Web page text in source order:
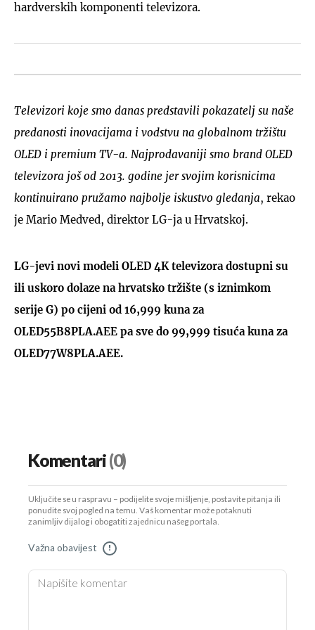
hardverskih komponenti televizora.
Televizori koje smo danas predstavili pokazatelj su naše
predanosti inovacijama i vodstvu na globalnom tržištu
OLED i premium TV-a. Najprodavaniji smo brand OLED
televizora još od 2013. godine jer svojim korisnicima
kontinuirano pružamo najbolje iskustvo gledanja, rekao
je Mario Medved, direktor LG-ja u Hrvatskoj.
LG-jevi novi modeli OLED 4K televizora dostupni su
ili uskoro dolaze na hrvatsko tržište (s iznimkom
serije G) po cijeni od 16,999 kuna za
OLED55B8PLA.AEE pa sve do 99,999 tisuća kuna za
OLED77W8PLA.AEE.
Komentari(0)
Uključite se u raspravu – podijelite svoje mišljenje, postavite pitanja ili
ponudite svoj pogled na temu. Vaš komentar može potaknuti
zanimljiv dijalog i obogatiti zajednicu našeg portala.
Važna obavijest !